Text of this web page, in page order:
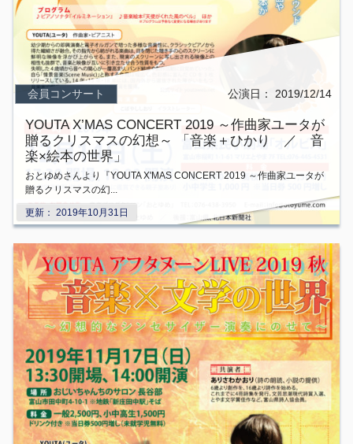
更新： 2019年10月31日
会員コンサート 公演日： 2019/12/14
YOUTA X’MAS CONCERT 2019 ～作曲家ユータが
贈るクリスマスの幻想～ 「音楽＋ひかり ／ 音
楽×絵本の世界」
おとゆめさんより『YOUTA X'MAS CONCERT 2019 ～作曲家ユータが
贈るクリスマスの幻...